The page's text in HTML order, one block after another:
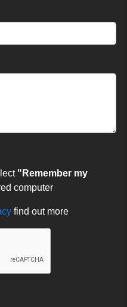
"Remember my
computer
find out more